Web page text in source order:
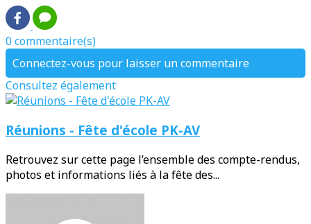
0 commentaire(s)
Connectez-vous pour laisser un commentaire
Consultez également
Réunions - Fête d'école PK-AV
Retrouvez sur cette page l’ensemble des compte-rendus,
photos et informations liés à la fête des...